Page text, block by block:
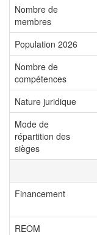
Nombre de
membres
Population 2026
Nombre de
compétences
Nature juridique
Mode de
répartition des
sièges
Financement
REOM